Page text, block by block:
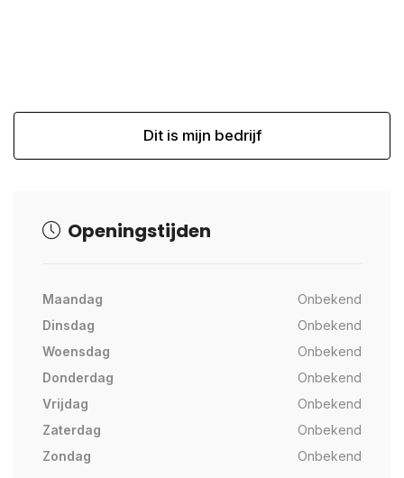
Dit is mijn bedrijf
Openingstijden
Maandag
Onbekend
Dinsdag
Onbekend
Woensdag
Onbekend
Donderdag
Onbekend
Vrijdag
Onbekend
Zaterdag
Onbekend
Zondag
Onbekend